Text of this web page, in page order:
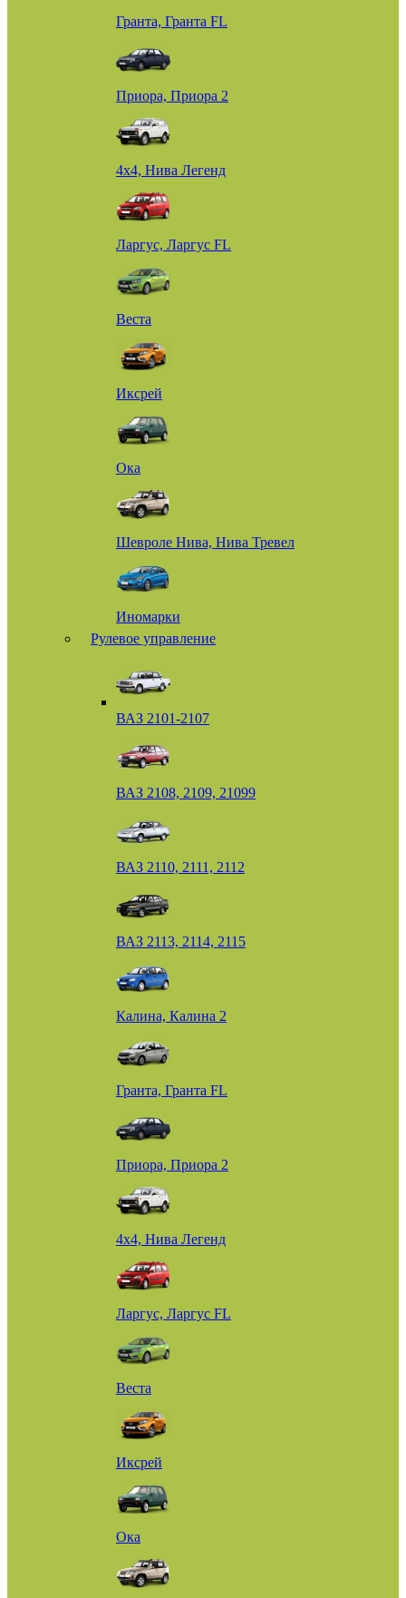
Гранта, Гранта FL
Приора, Приора 2
4х4, Нива Легенд
Ларгус, Ларгус FL
Веста
Иксрей
Ока
Шевроле Нива, Нива Тревел
Иномарки
Рулевое управление
ВАЗ 2101-2107
ВАЗ 2108, 2109, 21099
ВАЗ 2110, 2111, 2112
ВАЗ 2113, 2114, 2115
Калина, Калина 2
Гранта, Гранта FL
Приора, Приора 2
4х4, Нива Легенд
Ларгус, Ларгус FL
Веста
Иксрей
Ока